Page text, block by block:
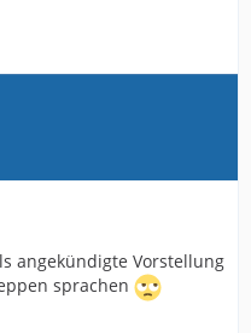
angekündigte Vorstellung
sprachen